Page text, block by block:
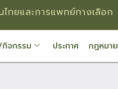
ยและการแพทย์ทางเลือก
กิจกรรม ประกาศ กฎหมาย